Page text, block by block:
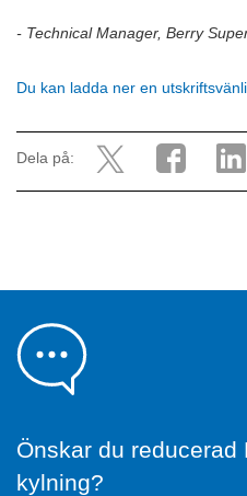
- Technical Manager, Berry
Du kan ladda ner en
Dela på:
Önskar du
kylning?